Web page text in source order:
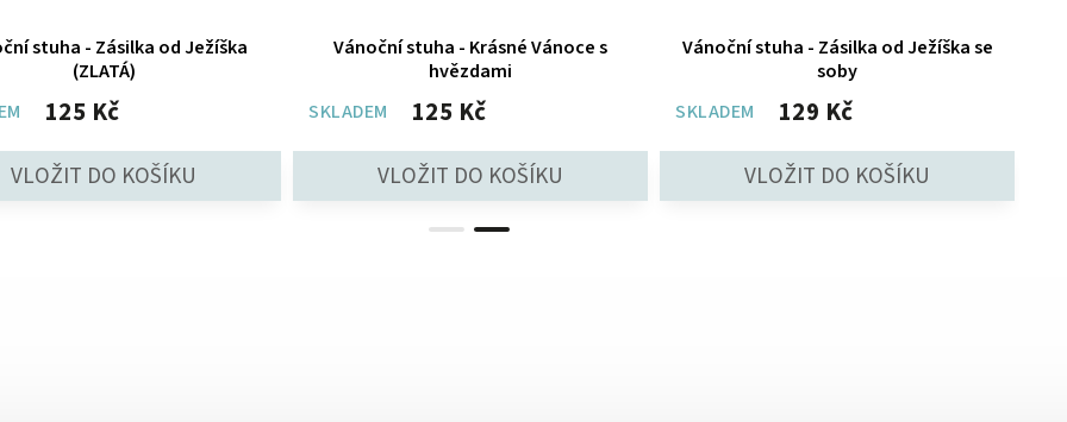
stuha - Zásilka od Ježíška
(ZLATÁ)
125 Kč
Vánoční stuha - Krásné Vánoce s
hvězdami
SKLADEM
125 Kč
Vánoční stuha - Zásilka od Ježíška se
soby
SKLADEM
129 Kč